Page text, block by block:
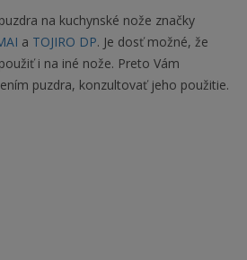
na kuchynské nože značky
a TOJIRO DP. Je dosť možné, že
i na iné nože. Preto Vám
puzdra, konzultovať jeho použitie.